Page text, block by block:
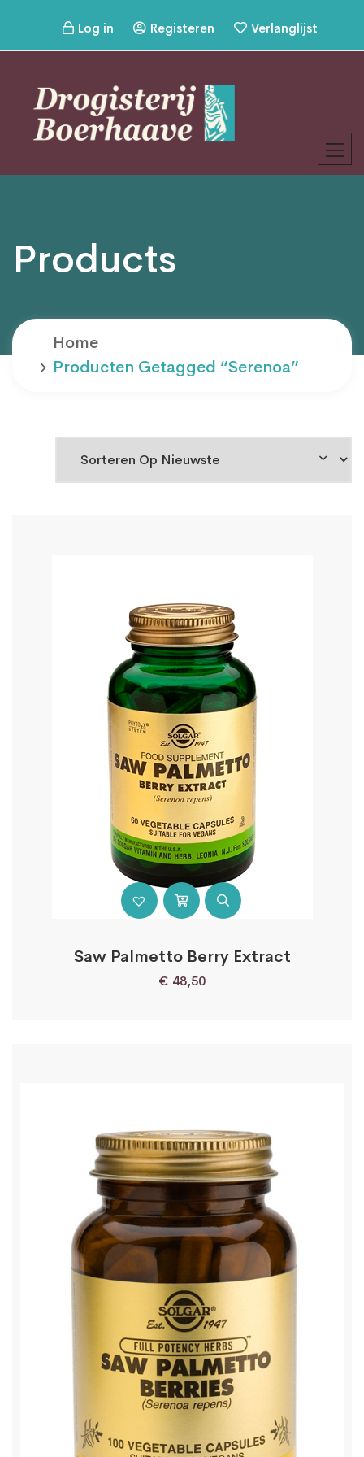
Log in Registeren Verlanglijst
Products
Home
Producten Getagged “Serenoa”
Saw Palmetto Berry Extract
€ 48,50